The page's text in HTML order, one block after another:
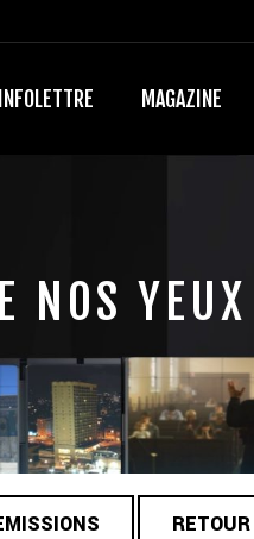
INFOLETTRE MAGAZINE
NOS